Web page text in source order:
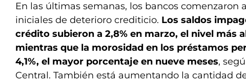
En las últimas semanas, los bancos comenzaron
iniciales de deterioro crediticio. Los saldos
crédito subieron a 2,8% en marzo, el nivel más
mientras que la morosidad en los préstamos
4,1%, el mayor porcentaje en nueve meses,
Central. También está aumentando la cantidad